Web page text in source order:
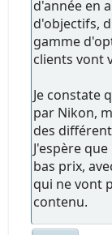
d'année en
d'objectifs,
gamme
clients vont
Je constate
par Nikon,
des
J'espère
bas prix,
qui ne vont
contenu.